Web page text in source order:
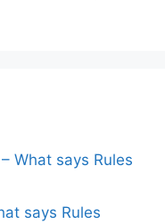
What says Rules
says Rules